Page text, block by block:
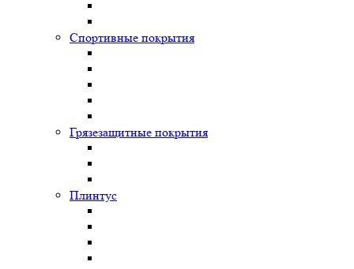
Спортивные покрытия
Грязезащитные покрытия
Плинтус